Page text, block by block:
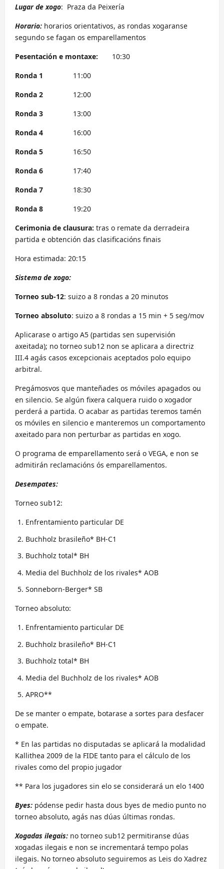
Lugar de xogo: Praza da Peixería
Horario: horarios orientativos, as rondas xogaranse
segundo se fagan os emparellamentos
Pesentación e montaxe:
10:30
Ronda 1
11:00
Ronda 2 12:00
Ronda 3 13:00
Ronda 4 16:00
Ronda 5 16:50
Ronda 6 17:40
Ronda 7 18:30
Ronda 8 19:20
Cerimonia de clausura: tras o remate da derradeira
partida e obtención das clasificacións finais
Hora estimada: 20:15
Sistema de xogo:
Torneo sub-12: suizo a 8 rondas a 20 minutos
Torneo absoluto: suizo a 8 rondas a 15 min + 5 seg/mov
Aplicarase o artigo A5 (partidas sen supervisión
axeitada); no torneo sub12 non se aplicara a directriz
III.4 agás casos excepcionais aceptados polo equipo
arbitral.
Pregámosvos que manteñades os móviles apagados ou
en silencio. Se algún fixera calquera ruido o xogador
perderá a partida. O acabar as partidas teremos tamén
os móviles en silencio e manteremos un comportamento
axeitado para non perturbar as partidas en xogo.
O programa de emparellamento será o VEGA, e non se
admitirán reclamacións ós emparellamentos.
Desempates:
Torneo sub12:
Enfrentamiento particular DE
Buchholz brasileño* BH-C1
Buchholz total* BH
Media del Buchholz de los rivales* AOB
Sonneborn-Berger* SB
Torneo absoluto:
Enfrentamiento particular DE
Buchholz brasileño* BH-C1
Buchholz total* BH
Media del Buchholz de los rivales* AOB
APRO**
De se manter o empate, botarase a sortes para desfacer
o empate.
* En las partidas no disputadas se aplicará la modalidad
Kallithea 2009 de la FIDE tanto para el cálculo de los
rivales como del propio jugador
** Para los jugadores sin elo se considerará un elo 1400
Byes: pódense pedir hasta dous byes de medio punto no
torneo absoluto, agás nas dúas últimas rondas.
Xogadas ilegais: no torneo sub12 permitiranse dúas
xogadas ilegais e non se incrementará tempo polas
ilegais. No torneo absoluto seguiremos as Leis do Xadrez